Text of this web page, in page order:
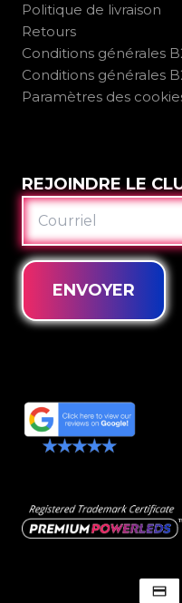
Politique de livraison
Retours
Conditions générales
Conditions générales
Paramètres des
REJOINDRE LE
COURRIEL
ENVOYER